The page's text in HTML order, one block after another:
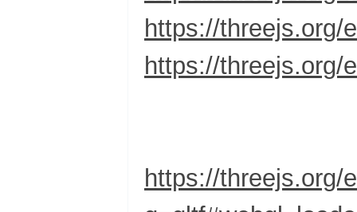
https://threejs.org/
https://threejs.org/
https://threejs.org/